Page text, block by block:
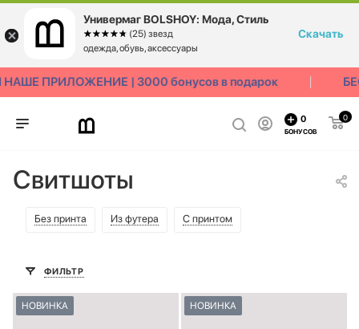
ПРИЛОЖЕНИЕ | 3000 бонусов в подарок
0
0
БОНУСОВ
Свитшоты
Без принта Из футера С принтом
ФИЛЬТР
НОВИНКА НОВИНКА
Универмаг BOLSHOY: Мода, Стиль
☆☆☆☆☆
★★★★★ (25) звезд
одежда, обувь, аксессуары
Скачать